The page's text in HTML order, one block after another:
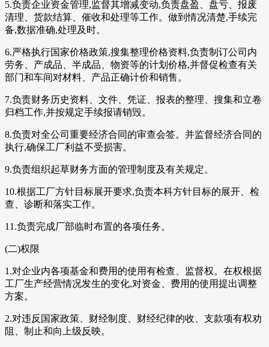
5.负责企业资金管理,监督其增减变动,负责盘盈、盘亏、报废
清理、货款结算、催收和处理等工作。做到情况清楚,手续完
备,数据准确,处理及时。
6.严格执行国家价格政策,搜集整理价格资料,负责制订公司内
劳务、产成品、半成品、物资等的计划价格,并督促检查有关
部门和车间对材料、产品正确计价和销售。
7.负责财务历史资料、文件、凭证、报表的整理、搜集和立卷
归档工作,并按规定手续报请销毁。
8.负责对全公司重要经济合同的审查会签。并监督经济合同的
执行,确保工厂利益不受损害。
9.负责组织起草财务方面的管理制度及有关规定。
10.根据工厂方针目标展开要求,负责本科方针目标的展开、检
查、诊断和落实工作。
11.负责完成厂部临时布置的各项任务。
(二)权限
1.对企业内各项基金和费用的使用有检查、监督权。在权根据
工厂生产经营情况发生的变化,对资金、费用的使用提出调整
方案。
2.对违反国家政策、财经制度、财经纪律的收、支款项有权劝
阻、制止和向上级反映。